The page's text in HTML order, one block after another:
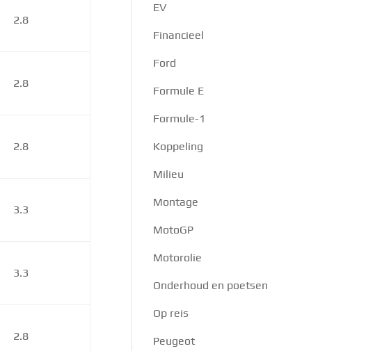
2.8
2.8
2.8
3.3
3.3
2.8
EV
Financieel
Ford
Formule E
Formule-1
Koppeling
Milieu
Montage
MotoGP
Motorolie
Onderhoud en poetsen
Op reis
Peugeot